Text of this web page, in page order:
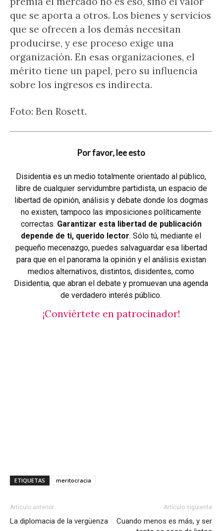
que se aporta a otros. Los bienes y servicios
que se ofrecen a los demás necesitan
producirse, y ese proceso exige una
organización. En esas organizaciones, el
mérito tiene un papel, pero su influencia
sobre los ingresos es indirecta.
Foto: Ben Rosett.
Por favor, lee esto
Disidentia es un medio totalmente orientado al público,
libre de cualquier servidumbre partidista, un espacio de
libertad de opinión, análisis y debate donde los dogmas
no existen, tampoco las imposiciones políticamente
correctas. Garantizar esta libertad de publicación
depende de ti, querido lector. Sólo tú, mediante el
pequeño mecenazgo, puedes salvaguardar esa libertad
para que en el panorama la opinión y el análisis existan
medios alternativos, distintos, disidentes, como
Disidentia, que abran el debate y promuevan una agenda
de verdadero interés público.
¡Conviértete en patrocinador!
ETIQUETAS meritocracia
Artículo anterior
La diplomacia de la vergüenza
Artículo siguiente
Cuando menos es más, y ser